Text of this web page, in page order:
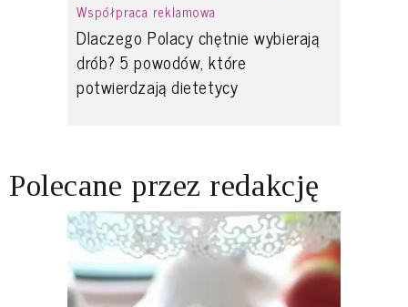
Współpraca reklamowa
Dlaczego Polacy chętnie wybierają
drób? 5 powodów, które
potwierdzają dietetycy
Polecane przez redakcję